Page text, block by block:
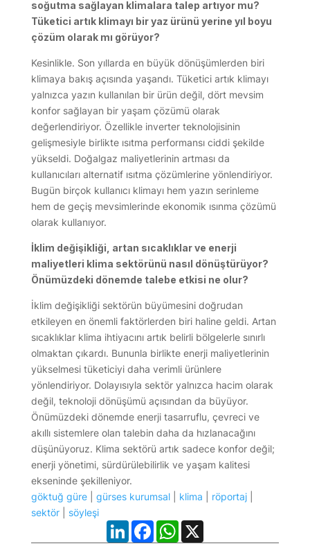
soğutma sağlayan klimalara talep artıyor mu?
Tüketici artık klimayı bir yaz ürünü yerine yıl boyu
çözüm olarak mı görüyor?
Kesinlikle. Son yıllarda en büyük dönüşümlerden biri
klimaya bakış açısında yaşandı. Tüketici artık klimayı
yalnızca yazın kullanılan bir ürün değil, dört mevsim
konfor sağlayan bir yaşam çözümü olarak
değerlendiriyor. Özellikle inverter teknolojisinin
gelişmesiyle birlikte ısıtma performansı ciddi şekilde
yükseldi. Doğalgaz maliyetlerinin artması da
kullanıcıları alternatif ısıtma çözümlerine yönlendiriyor.
Bugün birçok kullanıcı klimayı hem yazın serinleme
hem de geçiş mevsimlerinde ekonomik ısınma çözümü
olarak kullanıyor.
İklim değişikliği, artan sıcaklıklar ve enerji
maliyetleri klima sektörünü nasıl dönüştürüyor?
Önümüzdeki dönemde talebe etkisi ne olur?
İklim değişikliği sektörün büyümesini doğrudan
etkileyen en önemli faktörlerden biri haline geldi. Artan
sıcaklıklar klima ihtiyacını artık belirli bölgelerle sınırlı
olmaktan çıkardı. Bununla birlikte enerji maliyetlerinin
yükselmesi tüketiciyi daha verimli ürünlere
yönlendiriyor. Dolayısıyla sektör yalnızca hacim olarak
değil, teknoloji dönüşümü açısından da büyüyor.
Önümüzdeki dönemde enerji tasarruflu, çevreci ve
akıllı sistemlere olan talebin daha da hızlanacağını
düşünüyoruz. Klima sektörü artık sadece konfor değil;
enerji yönetimi, sürdürülebilirlik ve yaşam kalitesi
ekseninde şekilleniyor.
göktuğ güre| gürses kurumsal| klima röportaj|
sektör| söyleşi
LinkedInFacebookWhatsApp
X